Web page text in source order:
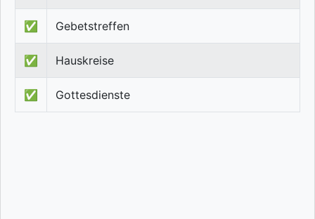
✅ Gebetstreffen
✅ Hauskreise
✅ Gottesdienste